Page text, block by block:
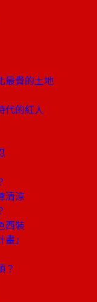
最貴的土地
代的紅人
清涼
西裝
」
？